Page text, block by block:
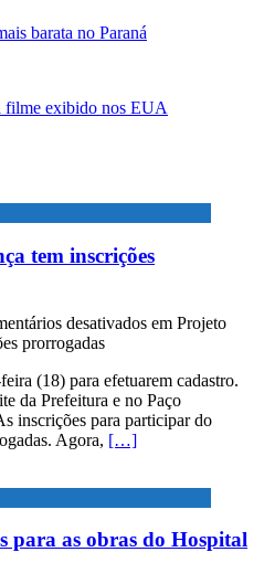
barata no Paraná
filme exibido nos EUA
tem inscrições
desativados em Projeto
prorrogadas
(18) para efetuarem cadastro.
da Prefeitura e no Paço
inscrições para participar do
Agora, […]
para as obras do Hospital